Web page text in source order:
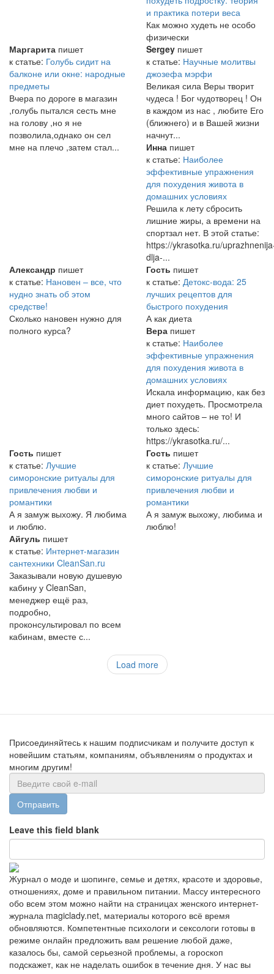
и практика потери веса
Как можно худеть не особо
физически
Маргарита пишет
к статье: Голубь сидит на
балконе или окне: народные
предметы
Вчера по дороге в магазин
,голубь пытался сесть мне
на голову ,но я не
позволила,однако он сел
мне на плечо ,затем стал...
Sergey пишет
к статье: Научные молитвы
джозефа мэрфи
Великая сила Веры творит
чудеса ! Бог чудотворец ! Он
в каждом из нас , любите Его
(ближнего) и в Вашей жизни
начнут...
Инна пишет
к статье: Наиболее
эффективные упражнения
для похудения живота в
домашних условиях
Решила к лету сбросить
лишние жиры, а времени на
спортзал нет. В этой статье:
https://ykrasotka.ru/
dlja-...
Александр пишет
к статье: Нановен – все, что
нудно знать об этом
средстве!
Сколько нановен нужно для
полного курса?
Гость пишет
к статье: Детокс-вода: 25
лучших рецептов для
быстрого похудения
А как диета
Вера пишет
к статье: Наиболее
эффективные упражнения
для похудения живота в
домашних условиях
Искала информацию, как без
диет похудеть. Просмотрела
много сайтов – не то! И
только здесь:
https://ykrasotka.ru/...
Гость пишет
к статье: Лучшие
симоронские ритуалы для
привлечения любви и
романтики
А я замуж выхожу. Я любима
и люблю.
Гость пишет
к статье: Лучшие
симоронские ритуалы для
привлечения любви и
романтики
А я замуж выхожу, любима и
люблю!
Айгуль пишет
к статье: Интернет-магазин
сантехники CleanSan.ru
Заказывали новую душевую
кабину у CleanSan,
менеджер ещё раз,
подробно,
проконсультировал по всем
кабинам, вместе с...
Load more
Присоединяйтесь к нашим подписчикам и получите доступ к
новейшим статьям, компаниям, объявлениям о продуктах и
многим другим!
Отправить
Leave this field blank
Журнал о моде и шопинге, семье и детях, красоте и здоровье,
отношениях, доме и правильном питании. Массу интересного
обо всем этом можно найти на страницах женского интернет-
журнала magiclady.net, материалы которого всё время
обновляются. Компетентные психологи и сексологи готовы в
режиме онлайн предложить вам решение любой даже,
казалось бы, самой серьезной проблемы, а гороскоп
подскажет, как не наделать ошибок в течение дня. У нас вы